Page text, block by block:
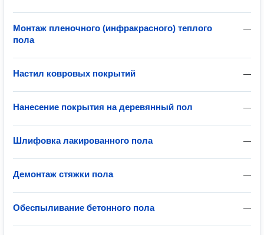
—
Монтаж пленочного (инфракрасного) теплого
пола
—
Настил ковровых покрытий
—
Нанесение покрытия на деревянный пол
—
Шлифовка лакированного пола
—
Демонтаж стяжки пола
—
Обеспыливание бетонного пола